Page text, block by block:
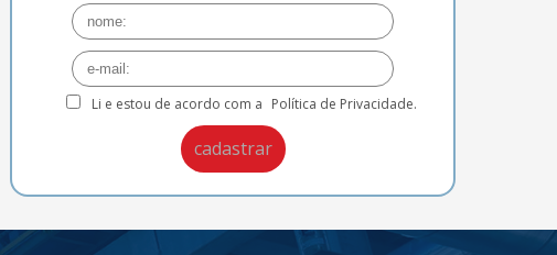
Li e estou de acordo com a Política de Privacidade.